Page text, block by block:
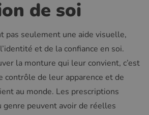
de soi
pas seulement une aide visuelle,
et de la confiance en soi.
la monture qui leur convient, c’est
contrôle de leur apparence et de
au monde. Les prescriptions
peuvent avoir de réelles